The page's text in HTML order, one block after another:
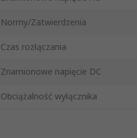
Normy/Zatwierdzenia
Czas rozłączania
Znamionowe napięcie DC
Obciążalność wyłącznika